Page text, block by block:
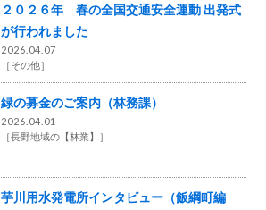
２０２６年 春の全国交通安全運動 出発式
が行われました
2026.04.07
［その他］
緑の募金のご案内（林務課）
2026.04.01
［長野地域の【林業】 ］
芋川用水発電所インタビュー（飯綱町編